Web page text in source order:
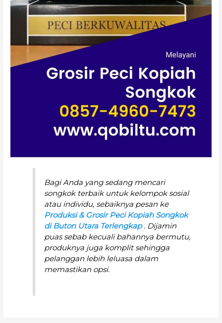
Bagi Anda yang sedang mencari
songkok terbaik untuk kelompok sosial
atau individu, sebaiknya pesan ke
Produksi & Grosir Peci Kopiah Songkok
di Buton Utara Terlengkap. Dijamin
puas sebab kecuali bahannya bermutu,
produknya juga komplit sehingga
pelanggan lebih leluasa dalam
memastikan opsi.